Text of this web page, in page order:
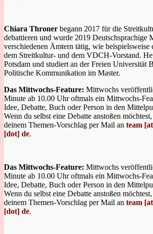
Chiara Throner begann 2017 für die
debattieren und wurde 2019 Deutschsprachige
verschiedenen Ämtern tätig, wie beispielsweise
dem Streitkultur- und dem VDCH-Vorstand.
Potsdam und studiert an der Freien Universität
Politische Kommunikation im Master.
Das Mittwochs-Feature: Mittwochs
Minute ab 10.00 Uhr oftmals ein Mittwochs-
Idee, Debatte, Buch oder Person in den
Wenn du selbst eine Debatte anstoßen
deinem Themen-Vorschlag per Mail an team
[dot] de.
Das Mittwochs-Feature: Mittwochs
Minute ab 10.00 Uhr oftmals ein Mittwochs-
Idee, Debatte, Buch oder Person in den
Wenn du selbst eine Debatte anstoßen
deinem Themen-Vorschlag per Mail an team
[dot] de.